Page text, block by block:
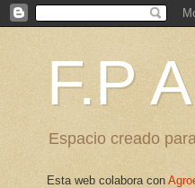
F.P
Espacio creado
Esta web colabora con